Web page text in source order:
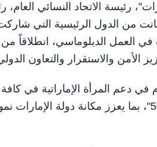
رئيسة الاتحاد النسائي
كانت من الدول الرئيسية التي
في العمل الدبلوماسي، انطلاقاً
الأمن والاستقرار والتعاون
دعم المرأة الإماراتية في كافة
بمواصلة العمل لتحقيق مستهدفات رؤية "أم الإمارات 50:50"، بما